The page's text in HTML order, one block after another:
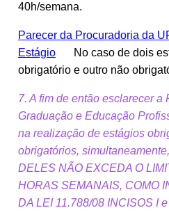
40h/semana.
Parecer da Procuradoria da
Estágio
No caso de dois
obrigatório e outro não
7. A fim de então esclarecer a
Graduação e Educação
na realização de estágios
obrigatórios,
DELES NÃO EXCEDA O
HORAS SEMANAIS, COMO
DA LEI 11.788/08 INCISOS I